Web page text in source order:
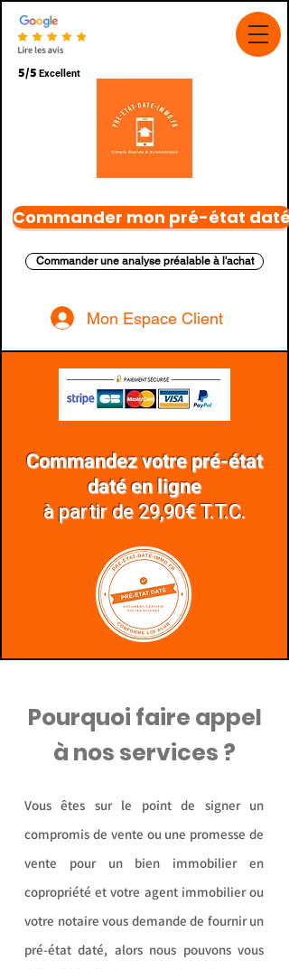
5/5 Excellent
Commander mon pré-état daté
Commander une analyse préalable à l'achat
Mon Espace Client
Commandez votre pré-état
daté en ligne
à partir de29,90€ T.T.C.
Pourquoi faire appel
à nos services ?
Vous êtes sur le point de signer un
compromis de vente ou une promesse de
vente pour un bien immobilier en
copropriété et votre agent immobilier ou
votre notaire vous demande de fournir un
pré-état daté, alors nous pouvons vous